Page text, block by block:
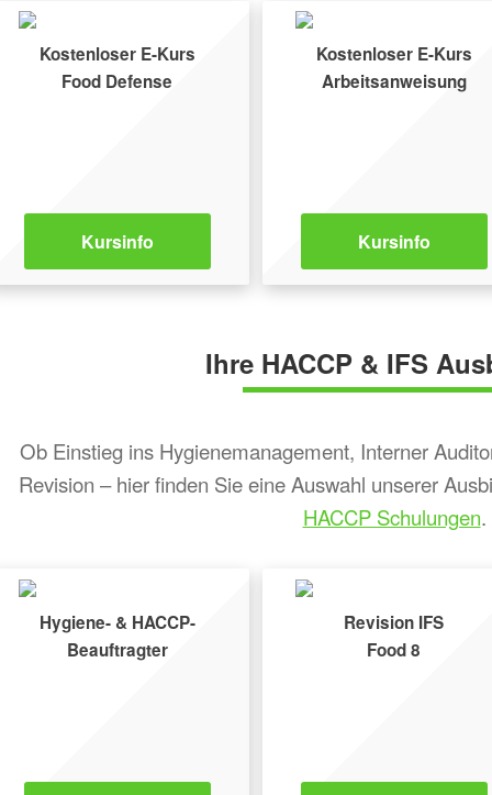
Kostenloser E-Kurs
Food Defense
Kursinfo
Kostenloser E-Kurs
Arbeits­anweisung
Kursinfo
Ihre HACCP & IFS
Ob Einstieg ins Hygienemanagement, Interner
Revision – hier finden Sie eine Auswahl unserer
HACCP Schulungen.
Hygiene- & HACCP-
Beauftragter
Revision IFS
Food 8